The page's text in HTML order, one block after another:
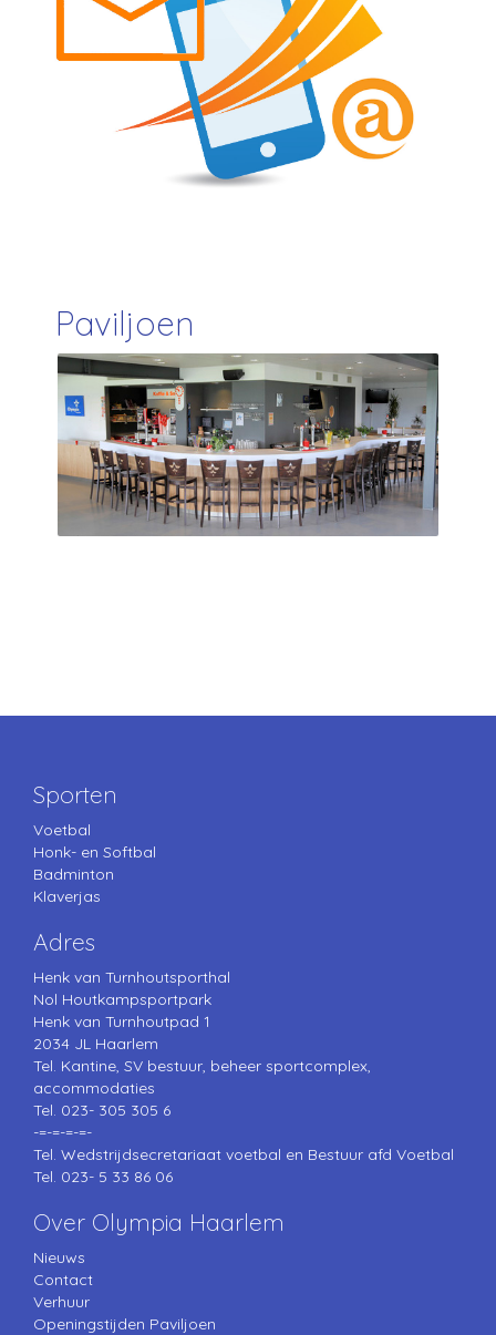
Paviljoen
Sporten
Voetbal
Honk- en Softbal
Badminton
Klaverjas
Adres
Henk van Turnhoutsporthal
Nol Houtkampsportpark
Henk van Turnhoutpad 1
2034 JL Haarlem
Tel. Kantine, SV bestuur, beheer sportcomplex,
accommodaties
Tel. 023- 305 305 6
-=-=-=-=-
Tel. Wedstrijdsecretariaat voetbal en Bestuur afd Voetbal
Tel. 023- 5 33 86 06
Over Olympia Haarlem
Nieuws
Contact
Verhuur
Openingstijden Paviljoen